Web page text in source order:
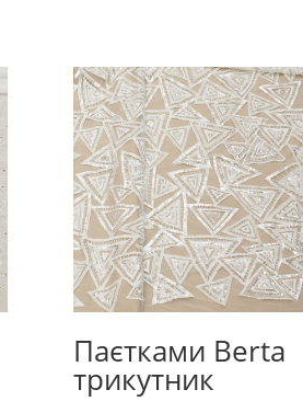
Паєтками Berta
трикутник